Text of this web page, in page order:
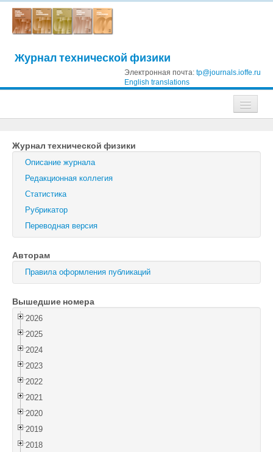
Журнал технической физики
Электронная почта: tp@journals.ioffe.ru
English translations
Журнал технической физики
Письма в Журнал технической физики
Физика твердого тела
Поиск
Журнал технической физики
Описание журнала
Редакционная коллегия
Статистика
Рубрикатор
Переводная версия
Авторам
Правила оформления публикаций
Вышедшие номера
2026
2025
2024
2023
2022
2021
2020
2019
2018